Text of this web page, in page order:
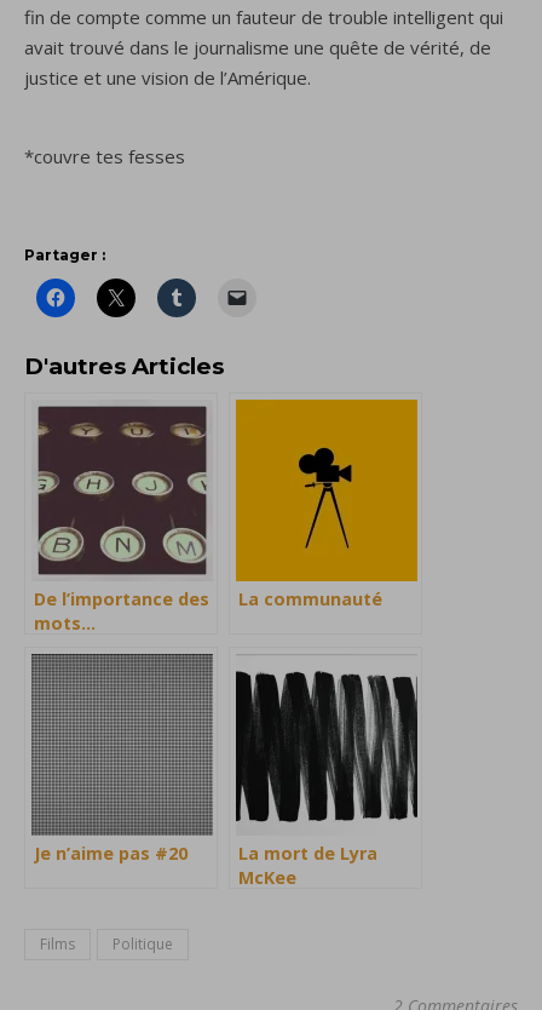
fin de compte comme un fauteur de trouble intelligent qui
avait trouvé dans le journalisme une quête de vérité, de
justice et une vision de l’Amérique.
*couvre tes fesses
Partager :
D'autres Articles
De l’importance des
mots…
La communauté
Je n’aime pas #20
La mort de Lyra
McKee
Films Politique